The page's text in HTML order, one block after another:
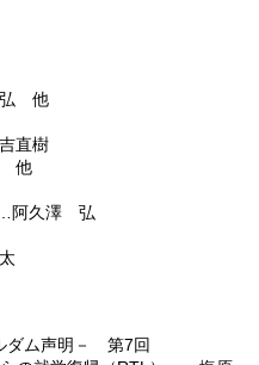
弘 他
直樹
他
阿久澤 弘
ダム声明－ 第7回